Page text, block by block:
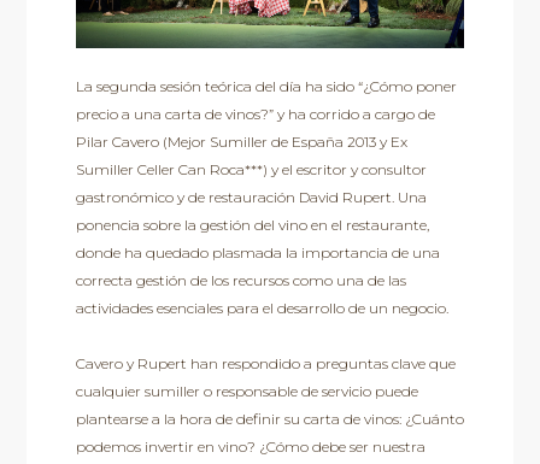
La segunda sesión teórica del día ha sido “¿Cómo poner
precio a una carta de vinos?” y ha corrido a cargo de
Pilar Cavero (Mejor Sumiller de España 2013 y Ex
Sumiller Celler Can Roca***) y el escritor y consultor
gastronómico y de restauración David Rupert. Una
ponencia sobre la gestión del vino en el restaurante,
donde ha quedado plasmada la importancia de una
correcta gestión de los recursos como una de las
actividades esenciales para el desarrollo de un negocio.
Cavero y Rupert han respondido a preguntas clave que
cualquier sumiller o responsable de servicio puede
plantearse a la hora de definir su carta de vinos: ¿Cuánto
podemos invertir en vino? ¿Cómo debe ser nuestra